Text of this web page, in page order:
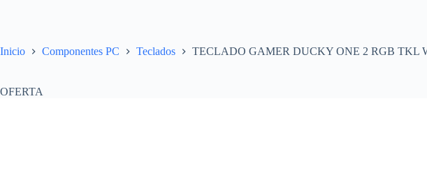
Inicio Componentes PC Teclados TECLADO GAMER DUCKY ONE 2 RGB TKL
OFERTA